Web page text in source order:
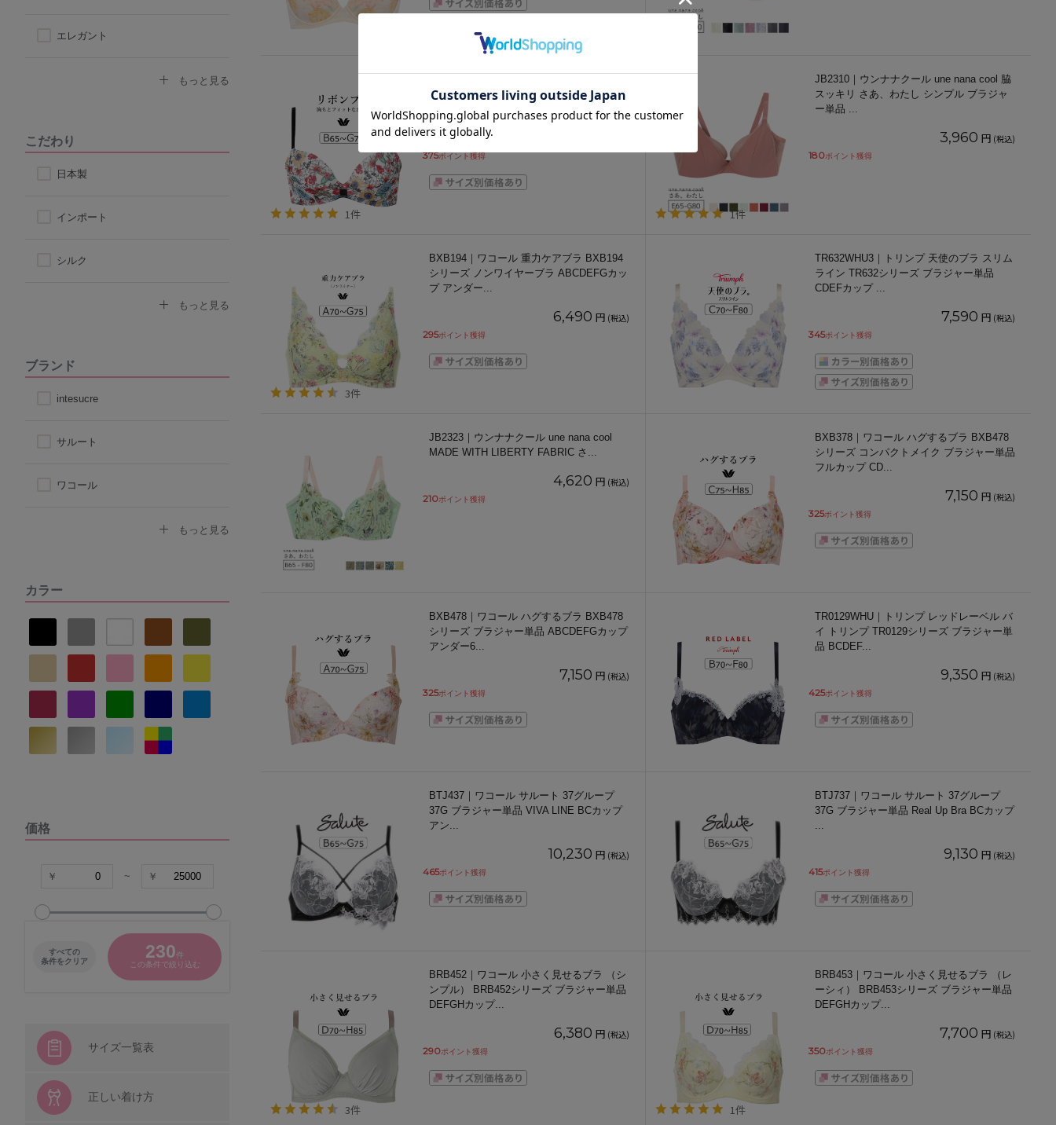
ストラップレス
エレガント
もっと見る
こだわり
日本製
インポート
シルク
もっと見る
ブランド
intesucre
サルート
ワコール
ナルエー
COCO Linge
グラマープリンセス
パナシェ
シシフィーユ
ウンナナクール
もっと見る
カラー
価格
~
すべての
条件をクリア
230件
この条件で絞り込む
サイズ一覧表
正しい着け方
リーズ ブラジャー単品 BCDEFGカップ ア
ンダー65/ ...
1件
375ポイント獲得
JB2310｜ウンナナクール une nana cool 脇
スッキリ さあ、わたし シンプル ブラジャ
ー単品 ...
1件
3,960 円 (税込)
180ポイント獲得
BXB194｜ワコール 重力ケアブラ BXB194
シリーズ ノンワイヤーブラ ABCDEFGカッ
プ アンダー...
3件
6,490 円 (税込)
295ポイント獲得
TR632WHU3｜トリンプ 天使のブラ スリム
ライン TR632シリーズ ブラジャー単品
CDEFカップ ...
7,590 円 (税込)
345ポイント獲得
JB2323｜ウンナナクール une nana cool
MADE WITH LIBERTY FABRIC さ ...
4,620 円 (税込)
210ポイント獲得
BXB378｜ワコール ハグするブラ BXB478
シリーズ コンパクトメイク ブラジャー単品
フルカップ CD...
7,150 円 (税込)
325ポイント獲得
BXB478｜ワコール ハグするブラ BXB478
シリーズ ブラジャー単品 ABCDEFGカップ
アンダー6...
7,150 円 (税込)
325ポイント獲得
TR0129WHU｜トリンプ レッドレーベル バ
イ トリンプ TR0129シリーズ ブラジャー単
品 BCDEF...
9,350 円 (税込)
425ポイント獲得
BTJ437｜ワコール サルート 37グループ
37G ブラジャー単品 VIVA LINE BCカップ
アン...
10,230 円 (税込)
465ポイント獲得
BTJ737｜ワコール サルート 37グループ
37G ブラジャー単品 Real Up Bra BCカップ
...
9,130 円 (税込)
415ポイント獲得
BRB452｜ワコール 小さく見せるブラ （シ
ンプル） BRB452シリーズ ブラジャー単品
DEFGHカップ...
3件
6,380 円 (税込)
290ポイント獲得
BRB453｜ワコール 小さく見せるブラ （レ
ーシィ） BRB453シリーズ ブラジャー単品
DEFGHカップ...
1件
7,700 円 (税込)
350ポイント獲得